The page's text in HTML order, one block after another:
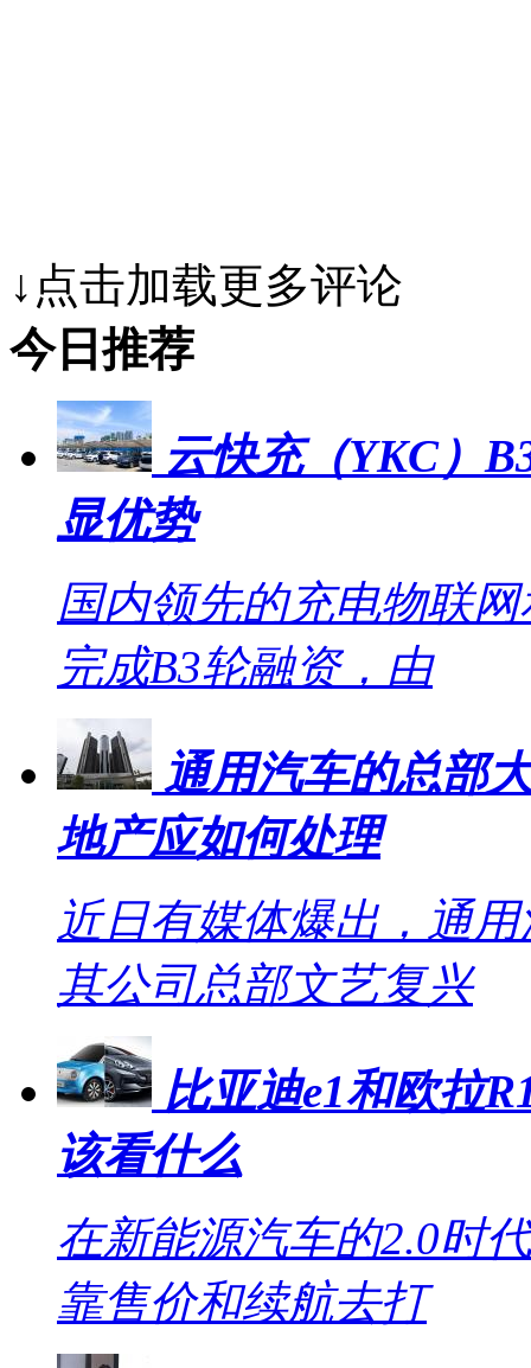
↓点击加载更多评论
今日推荐
云快充（YKC）
显优势
国内领先的充电物联
完成B3轮融资，由
通用汽车的总部
地产应如何处理
近日有媒体爆出，通
其公司总部文艺复兴
比亚迪e1和欧拉
该看什么
在新能源汽车的2.0时
靠售价和续航去打